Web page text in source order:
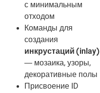
с минимальным
отходом
Команды для
создания
инкрустаций (inlay)
— мозаика, узоры,
декоративные полы
Присвоение ID